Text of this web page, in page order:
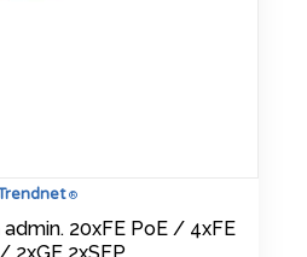
®
20xFE PoE / 4xFE
2xGE 2xSFP